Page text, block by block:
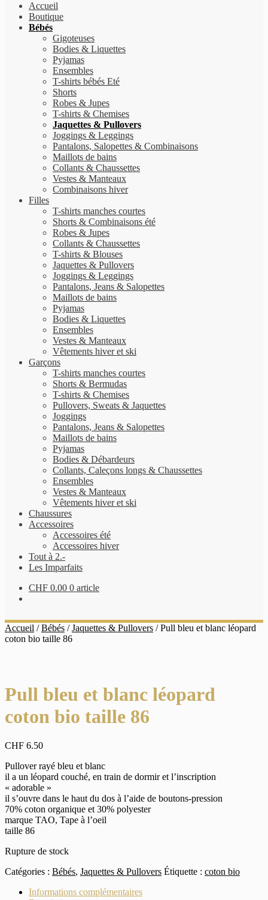
Accueil
Boutique
Bébés
Gigoteuses
Bodies & Liquettes
Pyjamas
Ensembles
T-shirts bébés Eté
Shorts
Robes & Jupes
T-shirts & Chemises
Jaquettes & Pullovers
Joggings & Leggings
Pantalons, Salopettes & Combinaisons
Maillots de bains
Collants & Chaussettes
Vestes & Manteaux
Combinaisons hiver
Filles
T-shirts manches courtes
Shorts & Combinaisons été
Robes & Jupes
Collants & Chaussettes
T-shirts & Blouses
Jaquettes & Pullovers
Joggings & Leggings
Pantalons, Jeans & Salopettes
Maillots de bains
Pyjamas
Bodies & Liquettes
Ensembles
Vestes & Manteaux
Vêtements hiver et ski
Garçons
T-shirts manches courtes
Shorts & Bermudas
T-shirts & Chemises
Pullovers, Sweats & Jaquettes
Joggings
Pantalons, Jeans & Salopettes
Maillots de bains
Pyjamas
Bodies & Débardeurs
Collants, Caleçons longs & Chaussettes
Ensembles
Vestes & Manteaux
Vêtements hiver et ski
Chaussures
Accessoires
Accessoires été
Accessoires hiver
Tout à 2.-
Les Imparfaits
CHF 0.00 0 article
Accueil /Bébés /Jaquettes & Pullovers /Pull bleu et blanc léopard
coton bio taille 86
Pull bleu et blanc léopard
coton bio taille 86
CHF 6.50
Pullover rayé bleu et blanc
il a un léopard couché, en train de dormir et l’inscription
« adorable »
il s’ouvre dans le haut du dos à l’aide de boutons-pression
70% coton organique et 30% polyester
marque TAO, Tape à l’oeil
taille 86
Rupture de stock
Catégories : Bébés, Jaquettes & Pullovers Étiquette : coton bio
Informations complémentaires